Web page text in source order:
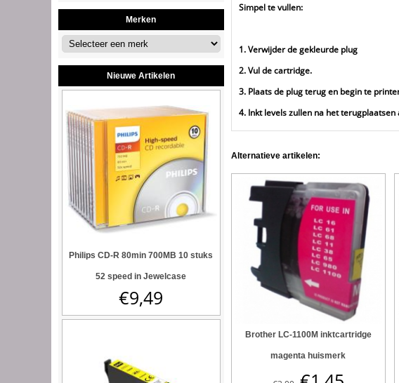
Merken
Nieuwe Artikelen
Philips CD-R 80min 700MB 10 stuks
52 speed in Jewelcase
€9,49
Simpel te vullen:
1. Verwijder de gekleurde plug
2. Vul de cartridge.
3. Plaats de plug terug en begin te
4. Inkt levels zullen na het
Alternatieve artikelen:
Brother LC-1100M inktcartridge
magenta huismerk